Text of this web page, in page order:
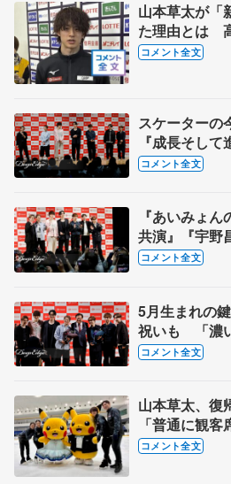
山本草太が「
た理由とは
【全日本シニ
コメント全文
スケーターの
『成長そし
める』 真剣
コメント全文
『あいみょ
共演』『宇
大ニュースは
コメント全文
5月生まれの
祝いも 「濃
【コラントッ
コメント全文
山本草太、復
「普通に観
い」 青木祐
コメント全文